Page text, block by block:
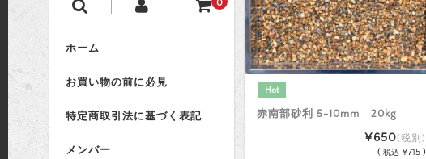
0
ホーム
お買い物の前に必見
特定商取引法に基づく表記
メンバー
Hot
赤南部砂利 5-10mm 20kg
¥650(税別)
( 税込 ¥715 )